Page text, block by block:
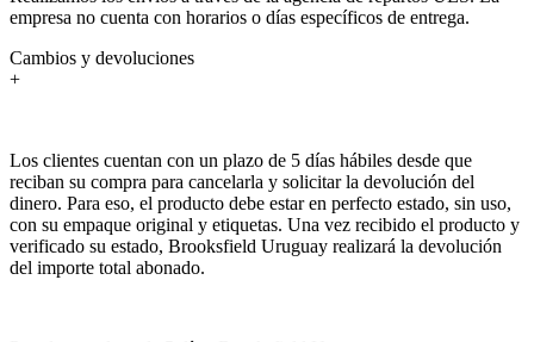
empresa no cuenta con horarios o días específicos de entrega.
Cambios y devoluciones
+
Los clientes cuentan con un plazo de 5 días hábiles desde que
reciban su compra para cancelarla y solicitar la devolución del
dinero. Para eso, el producto debe estar en perfecto estado, sin uso,
con su empaque original y etiquetas. Una vez recibido el producto y
verificado su estado, Brooksfield Uruguay realizará la devolución
del importe total abonado.